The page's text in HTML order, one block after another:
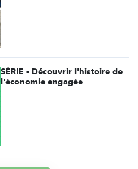
SÉRIE - Découvrir l'histoire de
l'économie engagée